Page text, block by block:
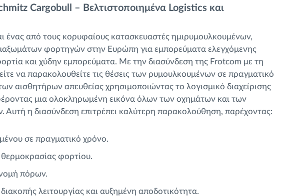
Cargobull – Βελτιστοποιημένα Logistics και
ένας από τους κορυφαίους κατασκευαστές ημιρυμουλκουμένων,
φορτηγών στην Ευρώπη για εμπορεύματα ελεγχόμενης
και χύδην εμπορεύματα. Με την διασύνδεση της Frotcom με τη
να παρακολουθείτε τις θέσεις των ρυμουλκουμένων σε πραγματικό
αισθητήρων απευθείας χρησιμοποιώντας το λογισμικό διαχείρισης
μια ολοκληρωμένη εικόνα όλων των οχημάτων και των
Αυτή η διασύνδεση επιτρέπει καλύτερη παρακολούθηση, παρέχοντας:
σε πραγματικό χρόνο.
φορτίου.
πόρων.
λειτουργίας και αυξημένη αποδοτικότητα.